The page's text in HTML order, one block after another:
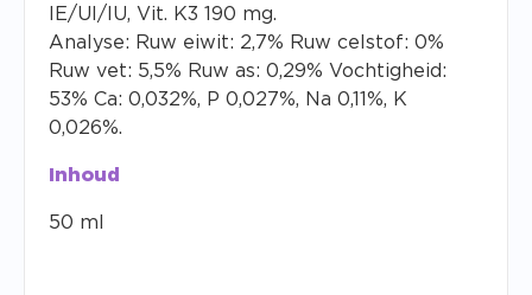
IE/UI/IU, Vit. K3 190 mg.
Analyse: Ruw eiwit: 2,7% Ruw celstof: 0%
Ruw vet: 5,5% Ruw as: 0,29% Vochtigheid:
53% Ca: 0,032%, P 0,027%, Na 0,11%, K
0,026%.
Inhoud
50 ml